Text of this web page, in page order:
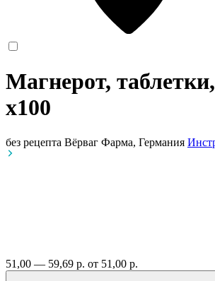
Магнерот,
x100
без рецепта Вёрваг Фарма, Германия
51,00 — 59,69 р. от 51,00 р.